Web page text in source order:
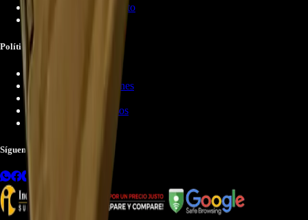
Información de Contacto
Políticas Legales
Política de Privacidad
Términos y Condiciones
Política de Reembolsos
Síguenos